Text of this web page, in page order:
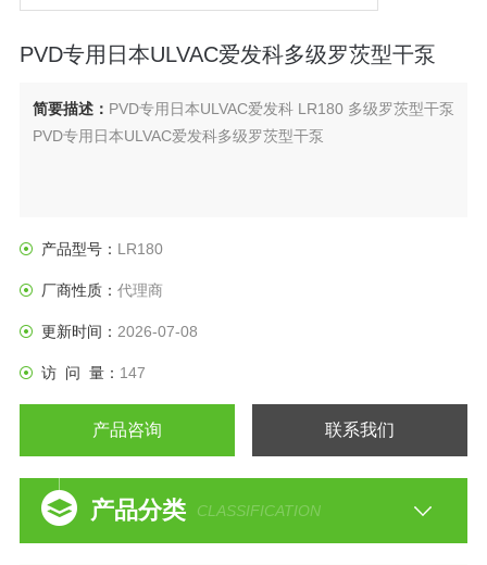
PVD专用日本ULVAC爱发科多级罗茨型干泵
简要描述： PVD专用日本ULVAC爱发科 LR180 多级罗茨型干泵
PVD专用日本ULVAC爱发科多级罗茨型干泵
产品型号： LR180
厂商性质： 代理商
更新时间： 2026-07-08
访 问 量： 147
产品咨询 联系我们
产品分类 CLASSIFICATION